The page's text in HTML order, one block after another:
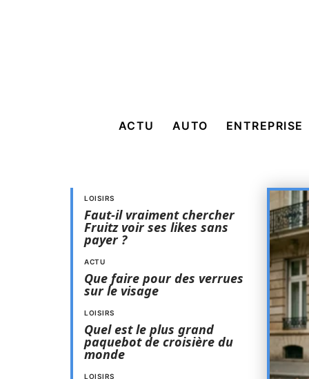
ACTU AUTO ENTREPRISE
LOISIRS
Faut-il vraiment chercher
Fruitz voir ses likes sans
payer ?
ACTU
Que faire pour des verrues
sur le visage
LOISIRS
Quel est le plus grand
paquebot de croisière du
monde
LOISIRS